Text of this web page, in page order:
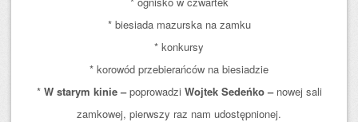
* biesiada mazurska na zamku
* konkursy
* korowód przebierańców na biesiadzie
* W starym kinie –poprowadzi Wojtek Sedeńko – nowej sali
zamkowej, pierwszy raz nam udostępnionej.